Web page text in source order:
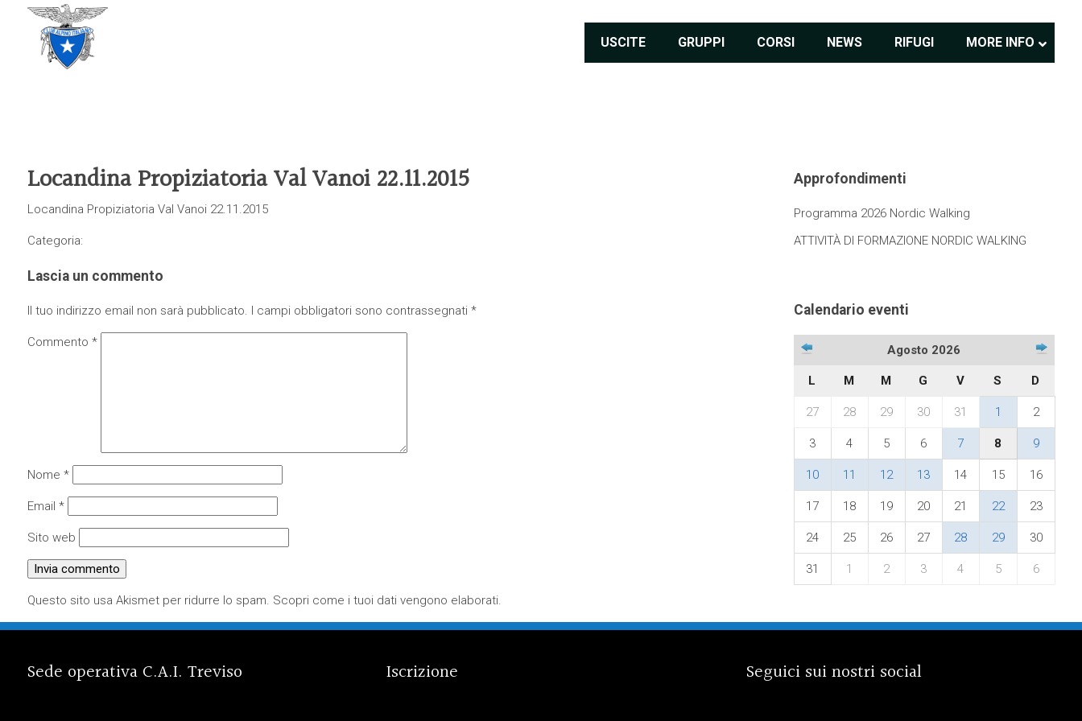
USCITE GRUPPI CORSI NEWS RIFUGI MORE INFO
Locandina Propiziatoria Val Vanoi 22.11.2015
Locandina Propiziatoria Val Vanoi 22.11.2015
Categoria:
Lascia un commento
Il tuo indirizzo email non sarà pubblicato. I campi obbligatori sono contrassegnati *
Commento *
Nome *
Email *
Sito web
Questo sito usa Akismet per ridurre lo spam. Scopri come i tuoi dati vengono elaborati.
Approfondimenti
Programma 2026 Nordic Walking
ATTIVITÀ DI FORMAZIONE NORDIC WALKING
Calendario eventi
Agosto 2026
L M M G V S D
27 28 29 30 31 1 2
3 4 5 6 7 8 9
10 11 12 13 14 15 16
17 18 19 20 21 22 23
24 25 26 27 28 29 30
31 1 2 3 4 5 6
Sede operativa C.A.I. Treviso Iscrizione Seguici sui nostri social